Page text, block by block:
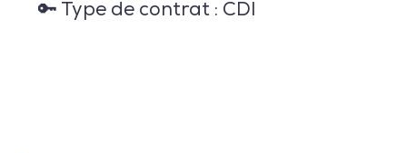
🔑 Type de contrat : CDI